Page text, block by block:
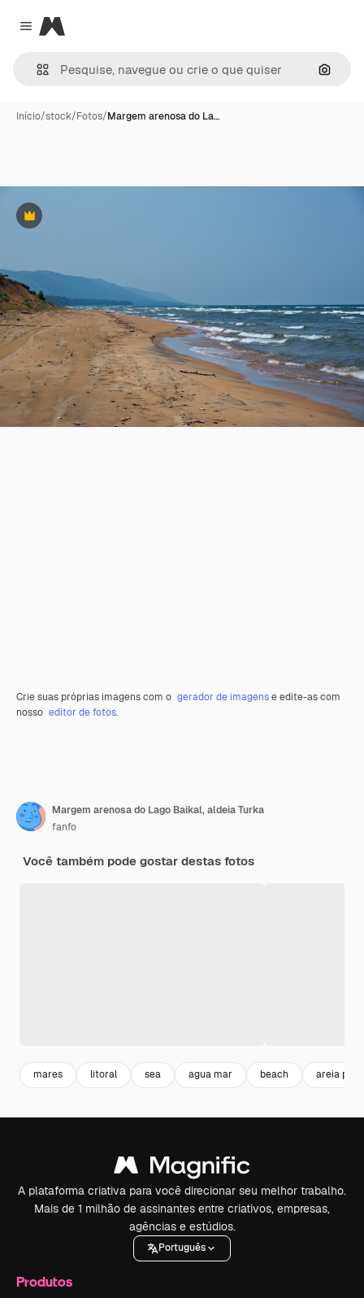
Close menu
Magnific
Início/stock/Fotos/Margem arenosa do La…
Premium
Crie suas próprias imagens com o gerador de imagense edite-as com
nosso editor de fotos.
Margem arenosa do Lago Baikal, aldeia Turka
fanfo
Você também pode gostar destas fotos
mares litoral sea agua mar beach areia
A plataforma criativa para você direcionar seu melhor trabalho.
Mais de 1 milhão de assinantes entre criativos, empresas,
agências e estúdios.
Português
Produtos